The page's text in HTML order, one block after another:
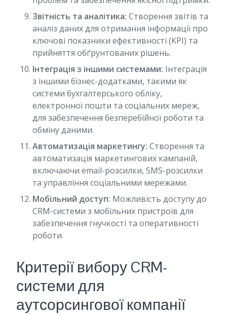
Звітність та аналітика: Створення звітів та
аналіз даних для отримання інформації про
ключові показники ефективності (KPI) та
прийняття обґрунтованих рішень.
Інтеграція з іншими системами: Інтеграція
з іншими бізнес-додатками, такими як
системи бухгалтерського обліку,
електронної пошти та соціальних мереж,
для забезпечення безперебійної роботи та
обміну даними.
Автоматизація маркетингу: Створення та
автоматизація маркетингових кампаній,
включаючи email-розсилки, SMS-розсилки
та управління соціальними мережами.
Мобільний доступ: Можливість доступу до
CRM-системи з мобільних пристроїв для
забезпечення гнучкості та оперативності
роботи.
Критерії вибору CRM-
системи для
аутсорсингової компанії